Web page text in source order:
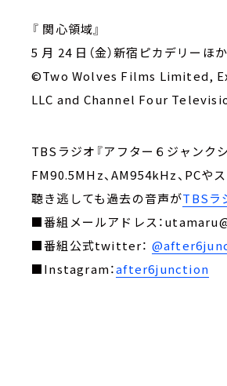
『 関心領域』
5 月 24 日（金）新宿ピカデリーほ
©Two Wolves Films Limited,
LLC and Channel Four
TBSラジオ『アフター６ジャンク
FM90.5MHz、AM954kHz、PCや
聴き逃しても過去の音声がTBSラ
■番組メールアドレス：
■番組公式twitter：
■Instagram：after6junction